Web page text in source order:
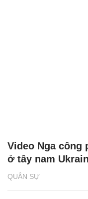
QUÂN SỰ
Video Nga công
ở tây nam